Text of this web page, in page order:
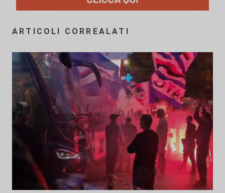
ARTICOLI CORREALATI